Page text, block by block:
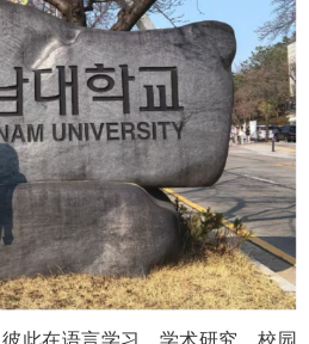
此在语言学习、学术研究、校园